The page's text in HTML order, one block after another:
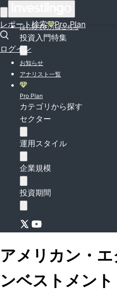
レポート検索 Pro Plan
ログイン
はじめての方はこちら
投資入門特集
お知らせ
アナリスト一覧
Pro Plan
カテゴリから探す
セクター
運用スタイル
企業規模
投資期間
アメリカン・
ンベストメン